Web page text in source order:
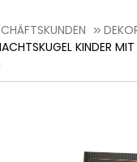
KINDER